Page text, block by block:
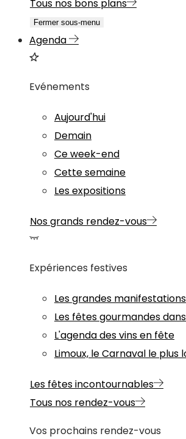
Tous nos bons plans
Fermer sous-menu
Agenda
Evénements
Aujourd'hui
Demain
Ce week-end
Cette semaine
Les expositions
Nos grands rendez-vous
Expériences festives
Les grandes manifestations
Les fêtes gourmandes
L'agenda des vins en fête
Limoux, le Carnaval le plus
Les fêtes incontournables
Tous nos rendez-vous
Vos prochains rendez-vous